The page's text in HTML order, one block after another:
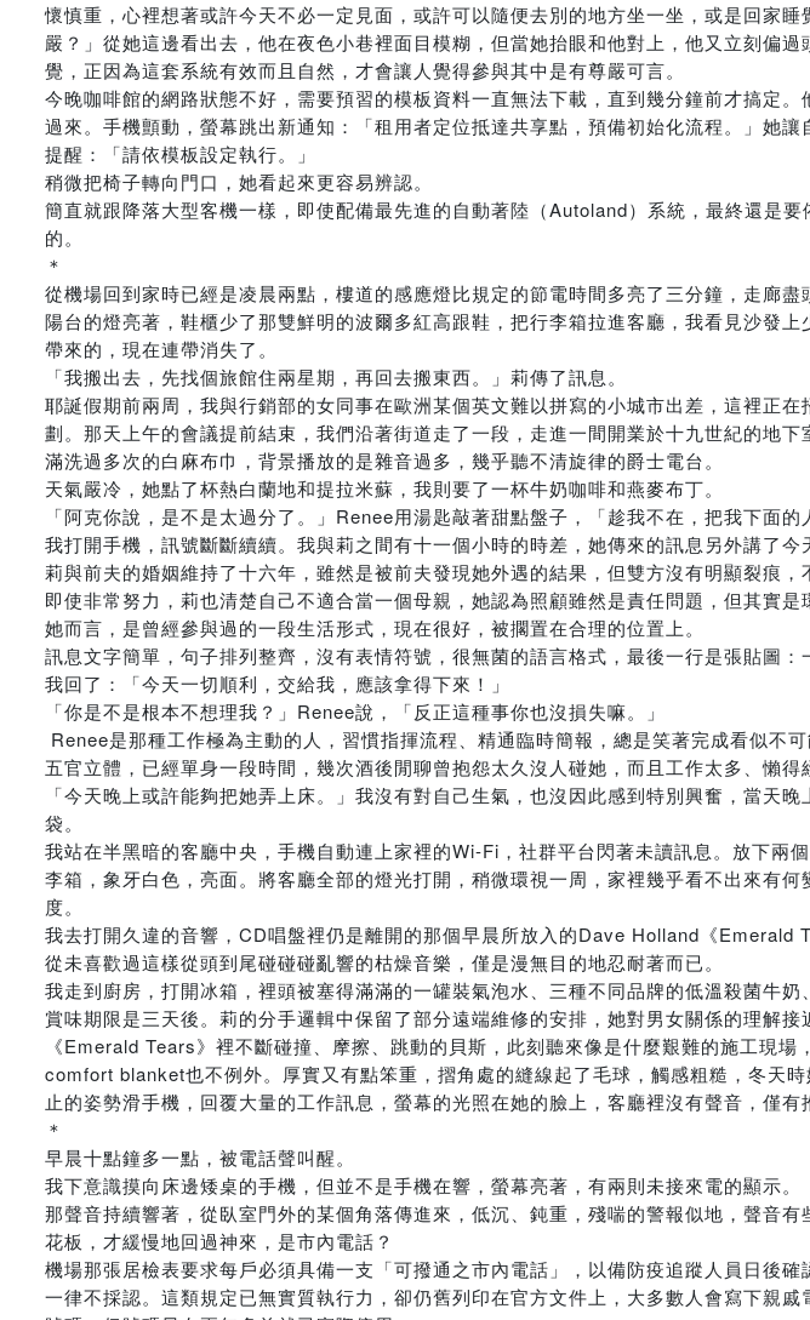
懷慎重，心裡想著或許今天不必一定見面，或許可以隨便去別的地方坐一坐，或是回家
嚴？」從她這邊看出去，他在夜色小巷裡面目模糊，但當她抬眼和他對上，他又立刻偏
覺，正因為這套系統有效而且自然，才會讓人覺得參與其中是有尊嚴可言。
今晚咖啡館的網路狀態不好，需要預習的模板資料一直無法下載，直到幾分鐘前才搞定
過來。手機顫動，螢幕跳出新通知：「租用者定位抵達共享點，預備初始化流程。」她
提醒：「請依模板設定執行。」
稍微把椅子轉向門口，她看起來更容易辨認。
簡直就跟降落大型客機一樣，即使配備最先進的自動著陸（Autoland）系統，最終還是
的。
＊
從機場回到家時已經是凌晨兩點，樓道的感應燈比規定的節電時間多亮了三分鐘，走廊盡
陽台的燈亮著，鞋櫃少了那雙鮮明的波爾多紅高跟鞋，把行李箱拉進客廳，我看見沙發
帶來的，現在連帶消失了。
「我搬出去，先找個旅館住兩星期，再回去搬東西。」莉傳了訊息。
耶誕假期前兩周，我與行銷部的女同事在歐洲某個英文難以拼寫的小城市出差，這裡正
劃。那天上午的會議提前結束，我們沿著街道走了一段，走進一間開業於十九世紀的地
滿洗過多次的白麻布巾，背景播放的是雜音過多，幾乎聽不清旋律的爵士電台。
天氣嚴冷，她點了杯熱白蘭地和提拉米蘇，我則要了一杯牛奶咖啡和燕麥布丁。
「阿克你說，是不是太過分了。」Renee用湯匙敲著甜點盤子，「趁我不在，把我下面
我打開手機，訊號斷斷續續。我與莉之間有十一個小時的時差，她傳來的訊息另外講了今
莉與前夫的婚姻維持了十六年，雖然是被前夫發現她外遇的結果，但雙方沒有明顯裂痕
即使非常努力，莉也清楚自己不適合當一個母親，她認為照顧雖然是責任問題，但其實
她而言，是曾經參與過的一段生活形式，現在很好，被擱置在合理的位置上。
訊息文字簡單，句子排列整齊，沒有表情符號，很無菌的語言格式，最後一行是張貼圖：
我回了：「今天一切順利，交給我，應該拿得下來！」
「你是不是根本不想理我？」Renee說，「反正這種事你也沒損失嘛。」
Renee是那種工作極為主動的人，習慣指揮流程、精通臨時簡報，總是笑著完成看似不
五官立體，已經單身一段時間，幾次酒後閒聊曾抱怨太久沒人碰她，而且工作太多、懶得
「今天晚上或許能夠把她弄上床。」我沒有對自己生氣，也沒因此感到特別興奮，當天
袋。
我站在半黑暗的客廳中央，手機自動連上家裡的Wi-Fi，社群平台閃著未讀訊息。放下兩
李箱，象牙白色，亮面。將客廳全部的燈光打開，稍微環視一周，家裡幾乎看不出來有
度。
我去打開久違的音響，CD唱盤裡仍是離開的那個早晨所放入的Dave Holland《Emerald
從未喜歡過這樣從頭到尾碰碰碰亂響的枯燥音樂，僅是漫無目的地忍耐著而已。
我走到廚房，打開冰箱，裡頭被塞得滿滿的一罐裝氣泡水、三種不同品牌的低溫殺菌牛
賞味期限是三天後。莉的分手邏輯中保留了部分遠端維修的安排，她對男女關係的理解接
《Emerald Tears》裡不斷碰撞、摩擦、跳動的貝斯，此刻聽來像是什麼艱難的施工現
comfort blanket也不例外。厚實又有點笨重，摺角處的縫線起了毛球，觸感粗糙，冬天
止的姿勢滑手機，回覆大量的工作訊息，螢幕的光照在她的臉上，客廳裡沒有聲音，僅有
＊
早晨十點鐘多一點，被電話聲叫醒。
我下意識摸向床邊矮桌的手機，但並不是手機在響，螢幕亮著，有兩則未接來電的顯示。
那聲音持續響著，從臥室門外的某個角落傳進來，低沉、鈍重，殘喘的警報似地，聲音
花板，才緩慢地回過神來，是市內電話？
機場那張居檢表要求每戶必須具備一支「可撥通之市內電話」，以備防疫追蹤人員日後
一律不採認。這類規定已無實質執行力，卻仍舊列印在官方文件上，大多數人會寫下親